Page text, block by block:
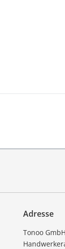
Adresse
Tonoo GmbH